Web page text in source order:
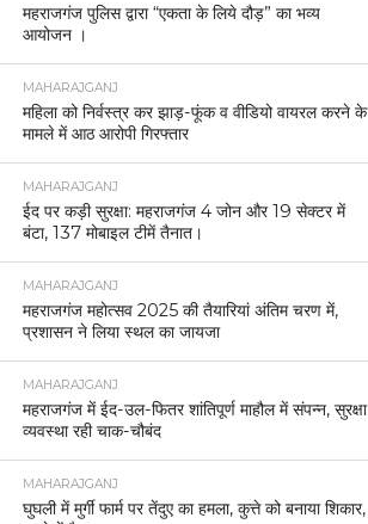
महराजगंज पुलिस द्वारा “एकता के लिये दौड़” का भव्य
आयोजन ।
MAHARAJGANJ
महिला को निर्वस्त्र कर झाड़-फूंक व वीडियो वायरल करने के
मामले में आठ आरोपी गिरफ्तार
MAHARAJGANJ
ईद पर कड़ी सुरक्षा: महराजगंज 4 जोन और 19 सेक्टर में
बंटा, 137 मोबाइल टीमें तैनात।
MAHARAJGANJ
महराजगंज महोत्सव 2025 की तैयारियां अंतिम चरण में,
प्रशासन ने लिया स्थल का जायजा
MAHARAJGANJ
महराजगंज में ईद-उल-फितर शांतिपूर्ण माहौल में संपन्न, सुरक्षा
व्यवस्था रही चाक-चौबंद
MAHARAJGANJ
घुघली में मुर्गी फार्म पर तेंदुए का हमला, कुत्ते को बनाया शिकार,